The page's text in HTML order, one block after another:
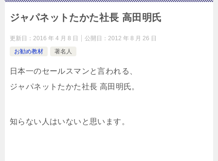
ジャパネットたかた社長 高田明氏
更新日： 2016 年 4 月 8 日 公開日： 2012 年 8 月 26 日
お勧め教材
著名人
日本一のセールスマンと言われる、
ジャパネットたかた社長 高田明氏。
知らない人はいないと思います。